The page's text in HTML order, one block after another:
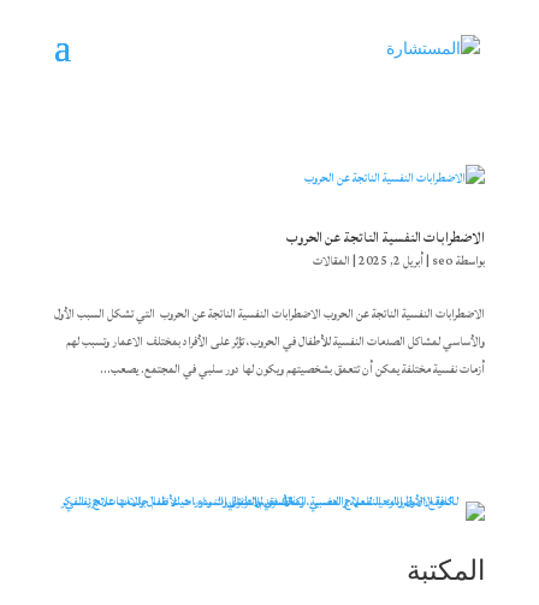
الاضطرابات النفسية الناتجة عن الحروب
بواسطةseo
|أبريل 2, 2025 |المقالات
الاضطرابات النفسية الناتجة عن الحروب الاضطرابات النفسية الناتجة عن الحروب التي تشكل السبب الأول
والأساسي لمشاكل الصدمات النفسية للأطفال في الحروب، تؤثر على الأفراد بمختلف الاعمار وتسبب لهم
أزمات نفسية مختلفة يمكن أن تتعمق بشخصيتهم ويكون لها دور سلبي في المجتمع. يصعب...
المكتبة